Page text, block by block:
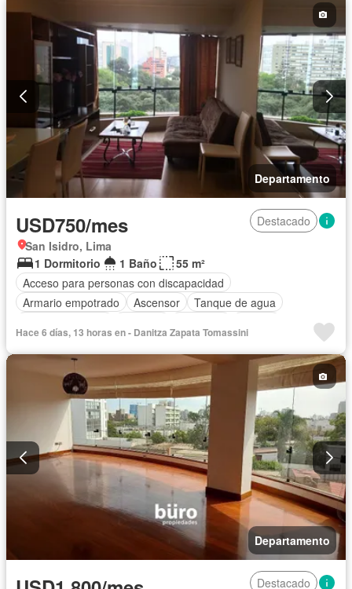
Departamento
USD750/mes
Destacado
San Isidro, Lima
1 Dormitorio
1 Baño
55 m²
Acceso para personas con discapacidad
Armario empotrado
Ascensor
Tanque de agua
Vigilante
Sauna Seguridad
Terraza
Vista panorámica
Permite mascotas
Permite niños
Completamente amoblado
Hace 6 días, 13 horas en - Danitza Zapata Tomassini
Departamento
Destacado